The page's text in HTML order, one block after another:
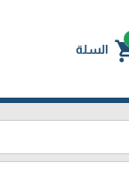
السلة